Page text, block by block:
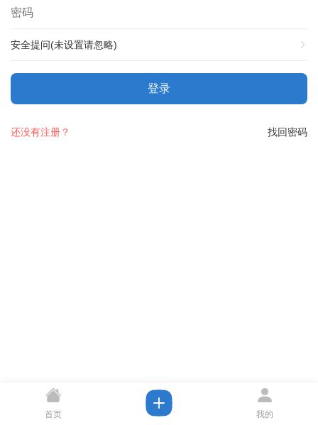
安全提问(未设置请忽略)
登录
找回密码
还没有注册？
首页 我的